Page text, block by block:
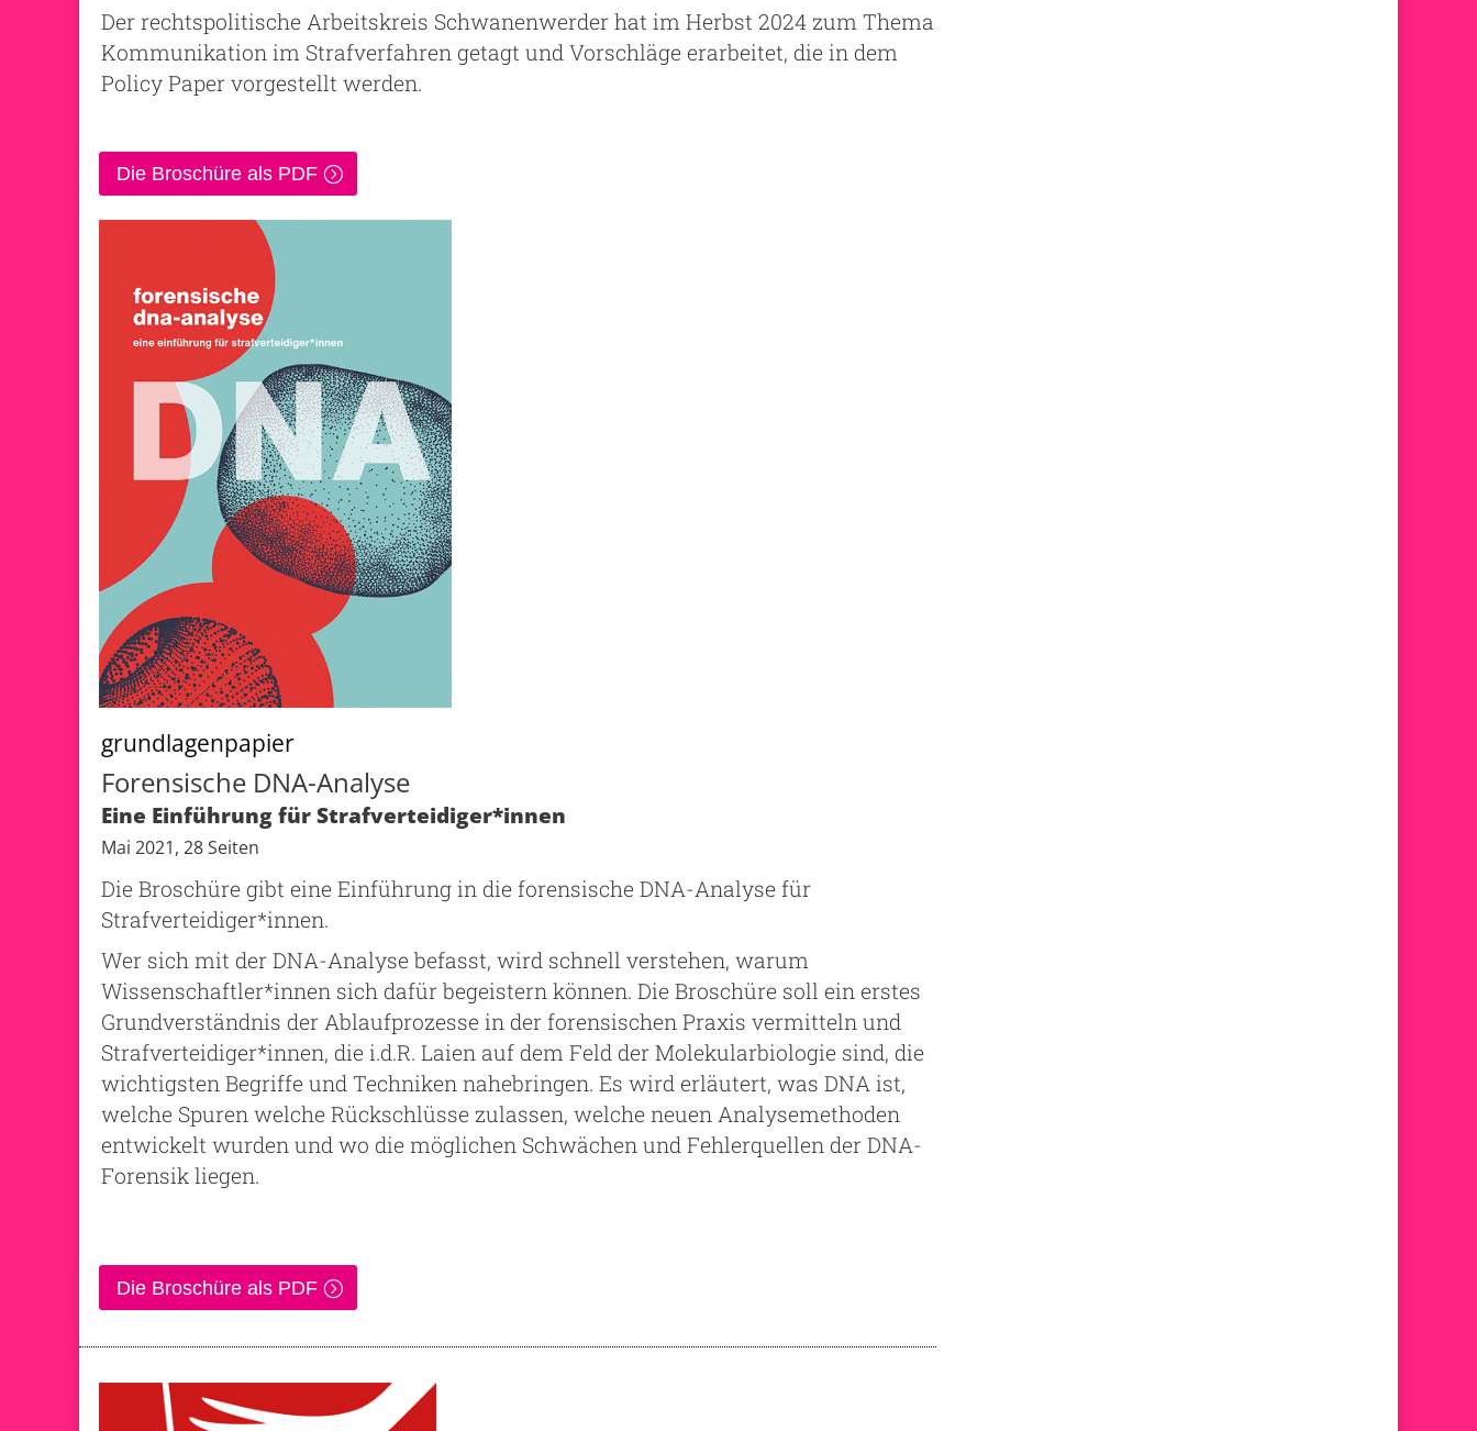
Der rechtspolitische Arbeitskreis Schwanenwerder hat im Herbst 2024 zum Thema
Kommunikation im Strafverfahren getagt und Vorschläge erarbeitet, die in dem
Policy Paper vorgestellt werden.
Die Broschüre als PDF
grundlagenpapier
Forensische DNA-Analyse
Eine Einführung für Strafverteidiger*innen
Mai 2021, 28 Seiten
Die Broschüre gibt eine Einführung in die forensische DNA-Analyse für
Strafverteidiger*innen.
Wer sich mit der DNA-Analyse befasst, wird schnell verstehen, warum
Wissenschaftler*innen sich dafür begeistern können. Die Broschüre soll ein erstes
Grundverständnis der Ablaufprozesse in der forensischen Praxis vermitteln und
Strafverteidiger*innen, die i.d.R. Laien auf dem Feld der Molekularbiologie sind, die
wichtigsten Begriffe und Techniken nahebringen. Es wird erläutert, was DNA ist,
welche Spuren welche Rückschlüsse zulassen, welche neuen Analysemethoden
entwickelt wurden und wo die möglichen Schwächen und Fehlerquellen der DNA-
Forensik liegen.
Die Broschüre als PDF